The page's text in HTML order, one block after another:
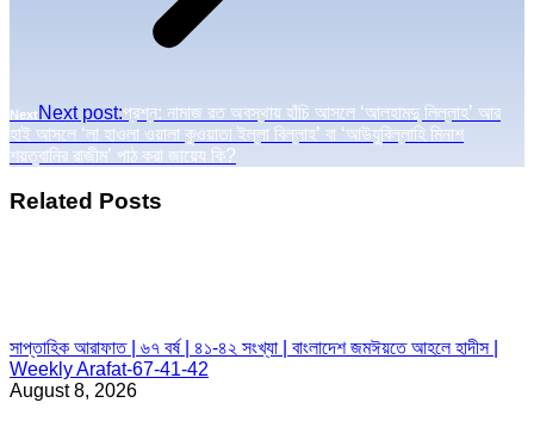
Next Next post:প্রশ্ন: নামাজ রত অবস্থায় হাঁচি আসলে ‘আলহামদু লিল্লাহ’ আর
হাই আসলে ‘লা হাওলা ওয়ালা কুওয়াতা ইল্লা বিল্লাহ’ বা ‘আউযুবিল্লাহি মিনাশ
শয়ত্বানির রাজীম’ পাঠ করা জায়েয কি?
Related Posts
সাপ্তাহিক আরাফাত | ৬৭ বর্ষ | ৪১-৪২ সংখ্যা | বাংলাদেশ জমঈয়তে আহলে হাদীস |
Weekly Arafat-67-41-42
August 8, 2026